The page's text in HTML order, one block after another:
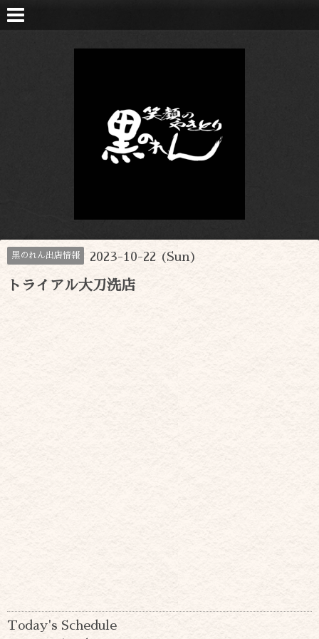
黒のれん出店情報 2023-10-22 (Sun)
トライアル大刀洗店
Today's Schedule